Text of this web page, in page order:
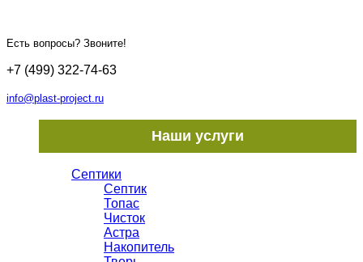
Есть вопросы? Звоните!
+7 (499) 322-74-63
info@plast-project.ru
Наши услуги
Септики
Септик
Топас
Чисток
Астра
Накопитель